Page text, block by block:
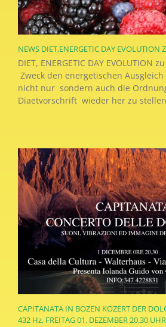
NEWS DIET,ENERGETIC DAY EVOLUTION
DIET, ENERGETIC DAY EVOLUTION
Zweck den energetischen
nicht nur sondern auch die
Diaetvorschrift wieder her zu
CAPITANATA IN BOZEN KOZERT DER
432 Hz, FREITAG 01. DEZEMBER 20.30 UHR